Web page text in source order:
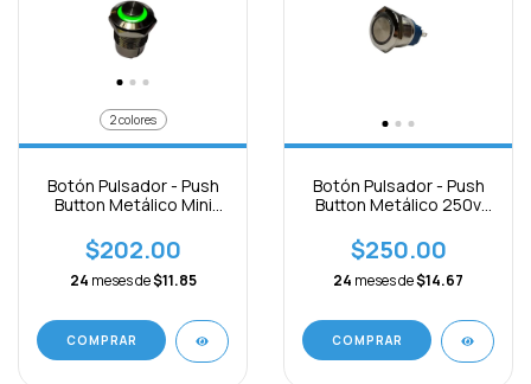
2 colores
Botón Pulsador - Push
Button Metálico Mini
$202.00
24 meses de$11.85
COMPRAR
Botón Pulsador - Push
Button Metálico 250v
$250.00
24 meses de$14.67
COMPRAR